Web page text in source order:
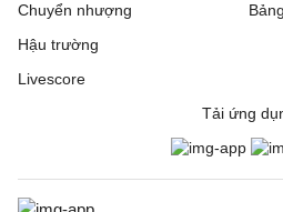
Chuyển nhượng
Hậu trường
Livescore
Tải ứng